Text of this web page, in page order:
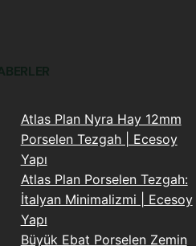
Atlas Plan Nyra Hay 12mm
Porselen Tezgah | Ecesoy
Yapı
Atlas Plan Porselen Tezgah:
İtalyan Minimalizmi | Ecesoy
Yapı
Büyük Ebat Porselen Zemin